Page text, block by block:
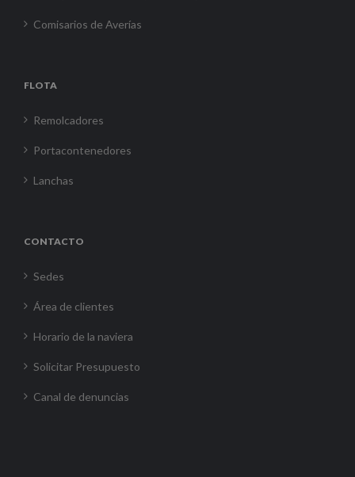
Comisarios de Averías
FLOTA
Remolcadores
Portacontenedores
Lanchas
CONTACTO
Sedes
Área de clientes
Horario de la naviera
Solicitar Presupuesto
Canal de denuncias